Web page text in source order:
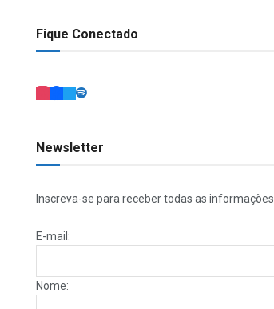
Fique Conectado
Newsletter
Inscreva-se para receber todas as informações
E-mail:
Nome: